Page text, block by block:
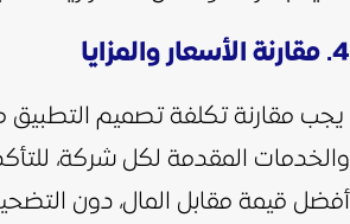
4. مقارنة الأسعار والمزايا
يجب مقارنة تكلفة تصميم التطبيق
والخدمات المقدمة لكل شركة،
أفضل قيمة مقابل المال، دون